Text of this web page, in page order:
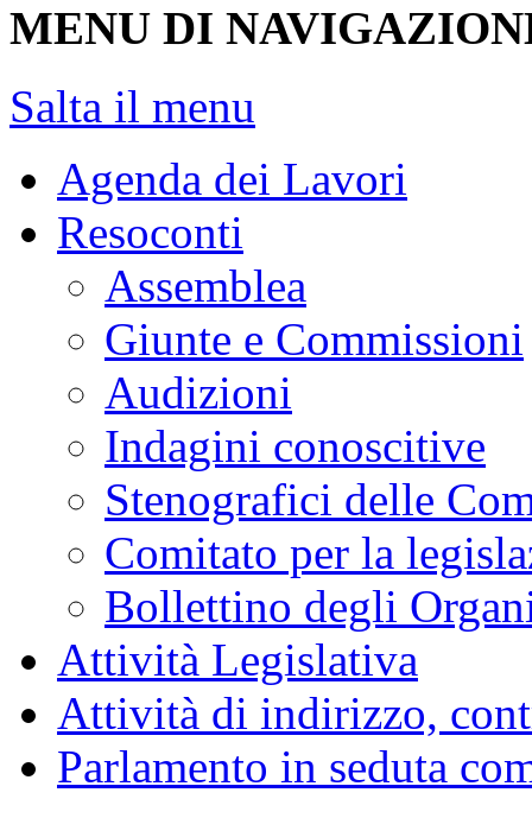
MENU DI
Salta il menu
Agenda dei Lavori
Resoconti
Assemblea
Giunte e Commissioni
Audizioni
Indagini conoscitive
Stenografici delle
Comitato per la
Bollettino degli
Attività Legislativa
Attività di indirizzo,
Parlamento in seduta